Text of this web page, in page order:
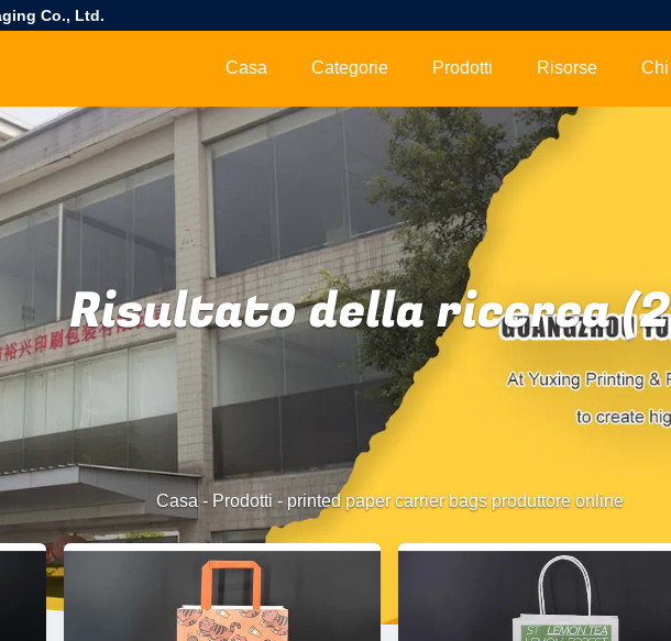
Co., Ltd.
Casa Categorie Prodotti Risorse
Risultato della ricerca
Casa- Prodotti - printed paper carrier bags produttore online